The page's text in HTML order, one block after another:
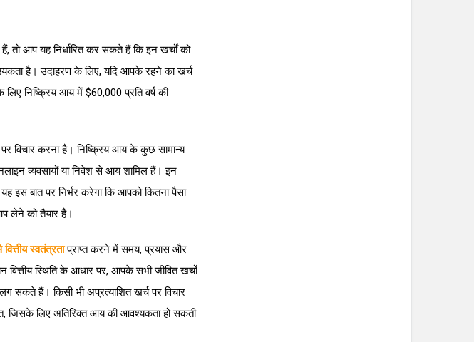
आप यह निर्धारित कर सकते हैं कि इन खर्चों को
है। उदाहरण के लिए, यदि आपके रहने का खर्च
निष्क्रिय आय में $60,000 प्रति वर्ष की
विचार करना है। निष्क्रिय आय के कुछ सामान्य
व्यवसायों या निवेश से आय शामिल हैं। इन
इस बात पर निर्भर करेगा कि आपको कितना पैसा
लेने को तैयार हैं।
स्वतंत्रताप्राप्त करने में समय, प्रयास और
वित्तीय स्थिति के आधार पर, आपके सभी जीवित खर्चों
सकते हैं। किसी भी अप्रत्याशित खर्च पर विचार
जिसके लिए अतिरिक्त आय की आवश्यकता हो सकती